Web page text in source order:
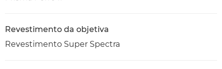
Revestimento da objetiva
Revestimento Super Spectra